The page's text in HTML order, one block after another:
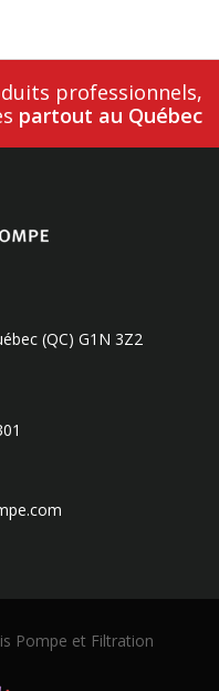
professionnels,
partout au Québec
(QC) G1N 3Z2
Pompe et Filtration